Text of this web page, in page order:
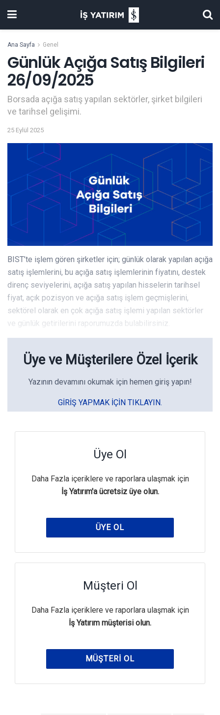
Ana Sayfa Genel
Günlük Açığa Satış Bilgileri
26/09/2025
Borsada açığa satış yapılan sektörler, şirket bilgileri
ve tarihsel gelişimi.
25 Eylül 2025
BIST’te işlem gören şirketler için; günlük olarak yapılan açığa
satış işlemlerini, bu açığa satış işlemlerinin fiyatını, destek
direnç seviyelerini, açığa satış yapılan hisselerin tarihsel
fiyat, açık pozisyon ve açığa satış işlem geçmişlerini,
sektörel olarak en çok açığa satış işlemi yapılan sektörler
ve günlük getirilerini raporumuzda bulabilirsiniz.
Üye ve Müşterilere Özel İçerik
Yazının devamını okumak için hemen giriş yapın!
GIRIŞ YAPMAK IÇIN TIKLAYIN.
Üye Ol
Daha Fazla içeriklere ve raporlara ulaşmak için
İş Yatırım'a ücretsiz üye olun.
ÜYE OL
Müşteri Ol
Daha Fazla içeriklere ve raporlara ulaşmak için
İş Yatırım müşterisi olun.
MÜŞTERI OL